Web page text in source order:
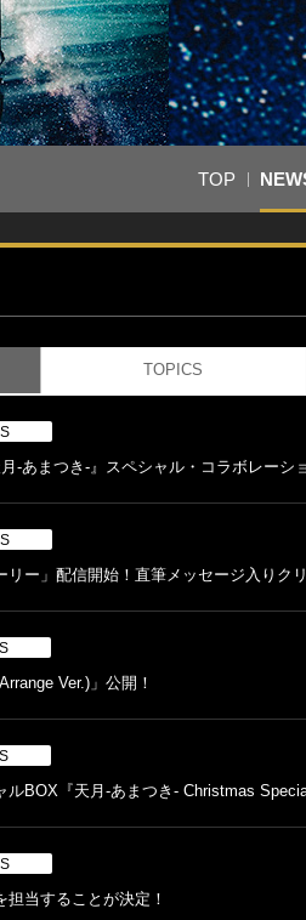
TOP
TOPICS
-あまつき-』スペシャル・コラボレーシ
リー」配信開始！直筆メッセージ入りク
Ver.)」公開！
ルBOX『天月-あまつき- Christmas
当することが決定！